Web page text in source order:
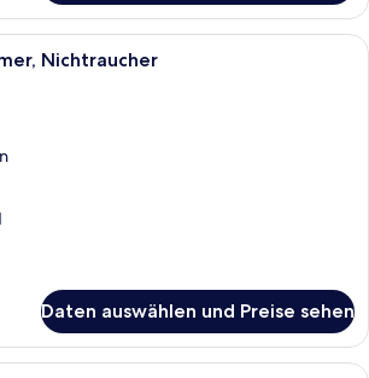
Ein modernes Schlafzimmer mit
Nichtraucher
Daten auswählen und Preise sehen
Ein Schlafzimmer mit einem großen